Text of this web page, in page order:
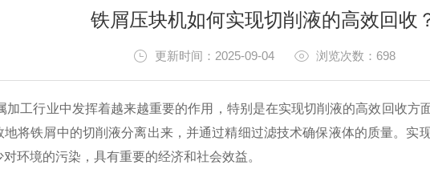
铁屑压块机如何实现切削液的高效回收
更新时间：2025-09-04 浏览次数：698
加工行业中发挥着越来越重要的作用，特别是在实现切削液的高效回收方
地将铁屑中的切削液分离出来，并通过精细过滤技术确保液体的质量。实
环境的污染，具有重要的经济和社会效益。